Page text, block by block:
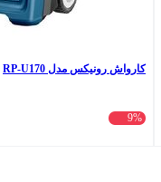
کارواش رونیکس مدل RP-U170
9%